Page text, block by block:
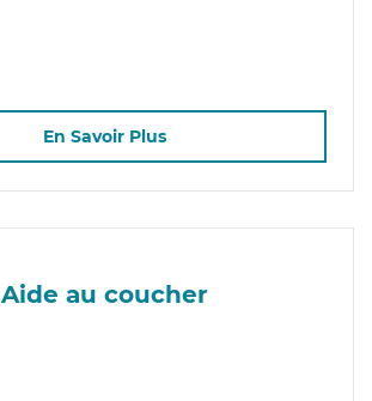
En Savoir Plus
Aide au coucher